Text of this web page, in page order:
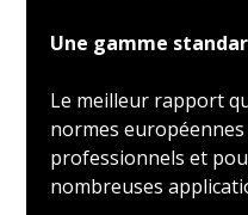
Une gamme
Le meilleur rapport
normes
professionnels et
nombreuses